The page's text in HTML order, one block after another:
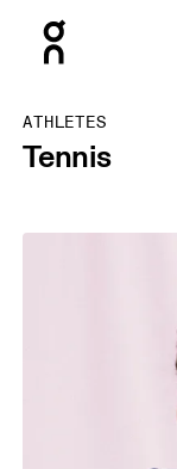
ATHLETES
Tennis